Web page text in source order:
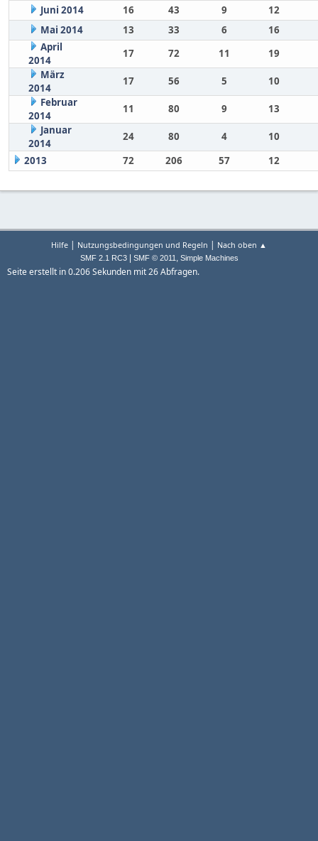
Juni 2014
16 43 9
12
Mai 2014
13 33 6
16
April
2014
17 72 11
19
März
2014
17 56 5
10
Februar
2014
11 80 9
13
Januar
2014
24 80 4
10
2013
72 206 57 12
Hilfe | Nutzungsbedingungen und Regeln | Nach oben ▲
SMF 2.1 RC3| SMF © 2011 , Simple Machines
Seite erstellt in 0.206 Sekunden mit 26 Abfragen.